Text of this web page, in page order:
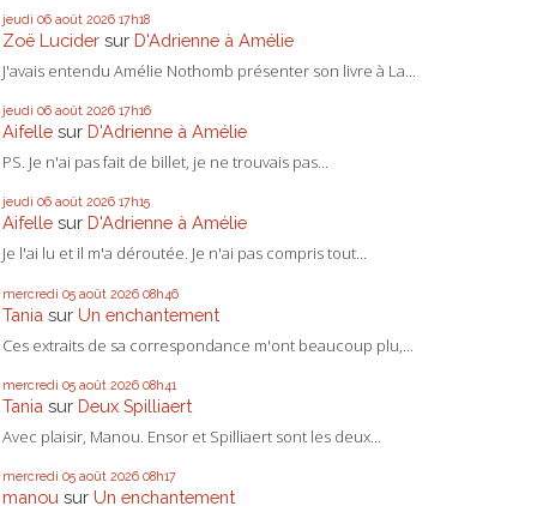
jeudi 06 août 2026 17h18
Zoë Lucider sur D'Adrienne à Amélie
J'avais entendu Amélie Nothomb présenter son livre à La...
jeudi 06 août 2026 17h16
Aifelle sur D'Adrienne à Amélie
PS. Je n'ai pas fait de billet, je ne trouvais pas...
jeudi 06 août 2026 17h15
Aifelle sur D'Adrienne à Amélie
Je l'ai lu et il m'a déroutée. Je n'ai pas compris tout...
mercredi 05 août 2026 08h46
Tania sur Un enchantement
Ces extraits de sa correspondance m'ont beaucoup plu,...
mercredi 05 août 2026 08h41
Tania sur Deux Spilliaert
Avec plaisir, Manou. Ensor et Spilliaert sont les deux...
mercredi 05 août 2026 08h17
manou sur Un enchantement